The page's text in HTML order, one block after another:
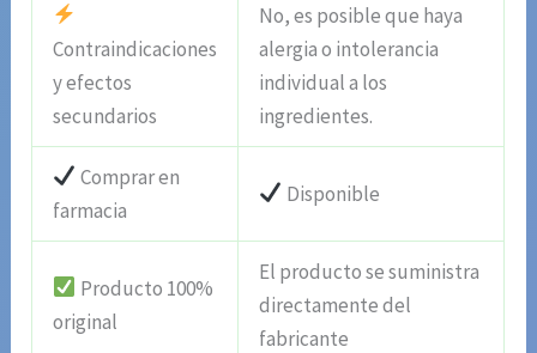
Contraindicaciones
y efectos
secundarios
No, es posible que haya
alergia o intolerancia
individual a los
ingredientes.
Comprar en
farmacia
Disponible
Producto 100%
original
El producto se suministra
directamente del
fabricante